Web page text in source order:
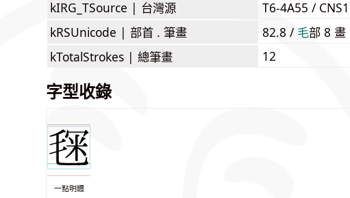
kIRG_TSource | 台灣源
T6-4A55 /
kRSUnicode | 部首 . 筆畫 82.8 / ⽑部 8 畫
kTotalStrokes | 總筆畫 12
字型收錄
一點明體